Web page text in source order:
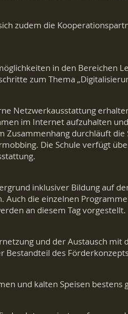
zudem die
in den Bereichen
zum Thema
Netzwerkausstattung
im Internet aufzuhalten
Zusammenhang durchläuft die
Die Schule verfügt
inklusiver Bildung auf
die einzelnen
an diesem Tag vorgestellt.
und der Austausch mit
Bestandteil des
und kalten Speisen bestens